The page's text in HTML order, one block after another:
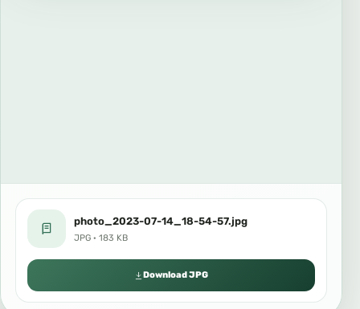
photo_2023-07-14_18-54-57.jpg
JPG · 183 KB
Download JPG